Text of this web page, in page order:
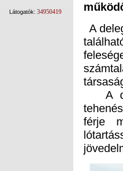
Látogatók: 34950419
A
A
férje